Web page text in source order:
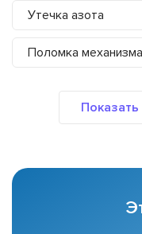
Утечка азота
Поломка